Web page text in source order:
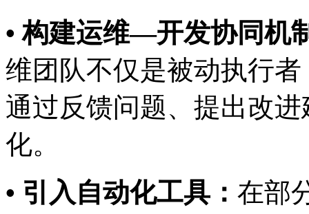
• 构建运维—开发协同机制
维团队不仅是被动执行者
通过反馈问题、提出改
化。
• 引入自动化工具： 在部